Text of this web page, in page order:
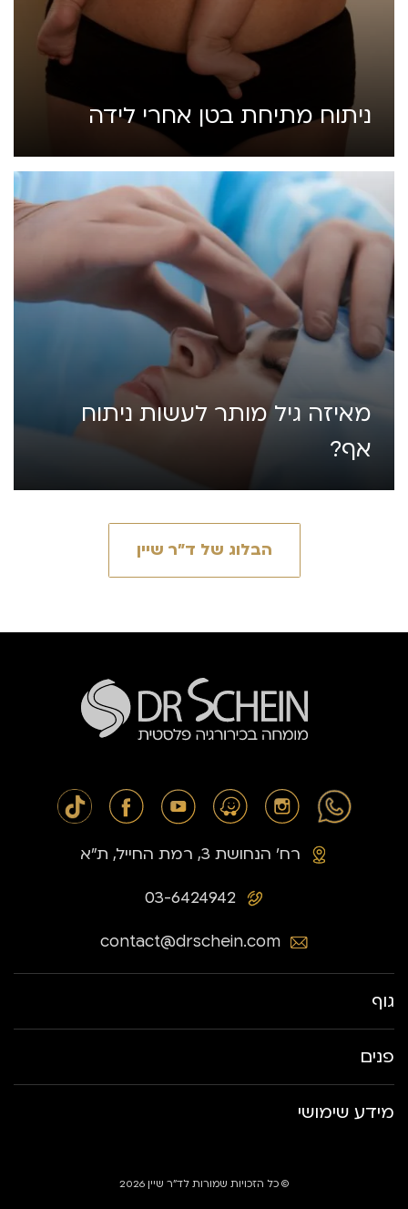
ניתוח מתיחת בטן אחרי לידה
מאיזה גיל מותר לעשות ניתוח
אף?
הבלוג של ד״ר שיין
03-6424942
רח׳ הנחושת 3, רמת החייל, ת״א
contact@drschein.com
גוף
פנים
מידע שימושי
© כל הזכויות שמורות לד״ר שיין 2026